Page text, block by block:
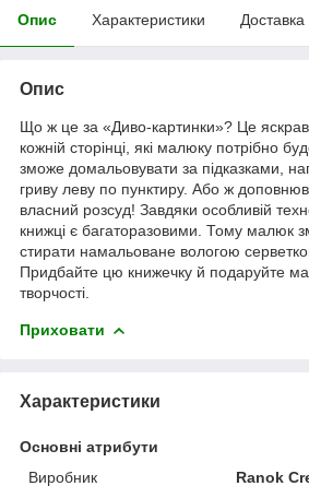
Опис Характеристики Доставка
Опис
Що ж це за «Диво-картинки»? Це
кожній сторінці, які малюку потрібно
зможе домальовувати за підказками,
гриву леву по пунктиру. Або ж
власний розсуд! Завдяки особливій
книжці є багаторазовими. Тому малюк
стирати намальоване вологою
Придбайте цю книжечку й подаруйте
творчості.
Приховати
Характеристики
Основні атрибути
Виробник
Ranok